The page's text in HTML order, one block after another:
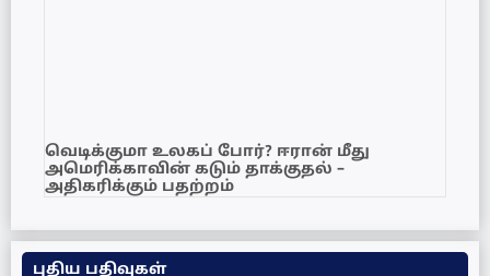
வெடிக்குமா உலகப் போர்? ஈரான் மீது
அமெரிக்காவின் கடும் தாக்குதல் –
அதிகரிக்கும் பதற்றம்
புதிய பதிவுகள்